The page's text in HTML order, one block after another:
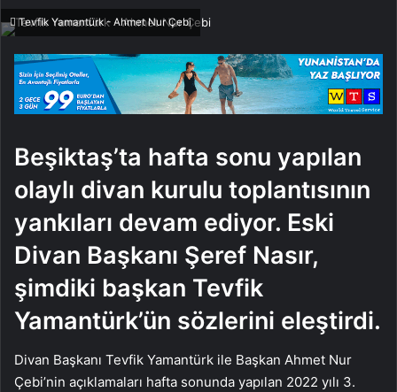
göndermek
Tevfik Yamantürk - Ahmet Nur Çebi
Beşiktaş’ta hafta sonu yapılan
olaylı divan kurulu toplantısının
yankıları devam ediyor. Eski
Divan Başkanı Şeref Nasır,
şimdiki başkan Tevfik
Yamantürk’ün sözlerini eleştirdi.
Divan Başkanı Tevfik Yamantürk ile Başkan Ahmet Nur
Çebi’nin açıklamaları hafta sonunda yapılan 2022 yılı 3.